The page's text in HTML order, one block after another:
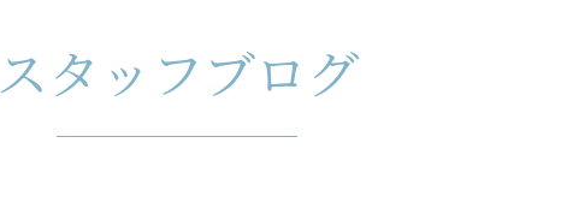
スタッフブログ